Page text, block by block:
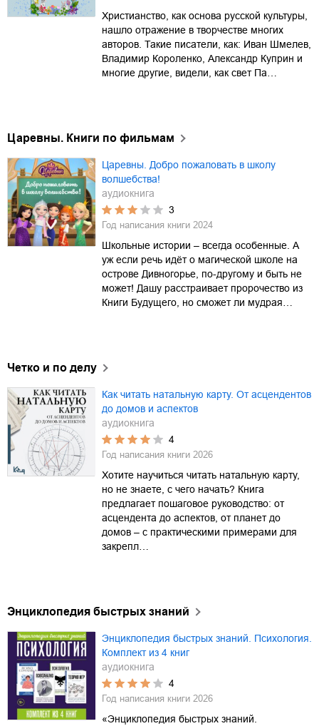
Христианство, как основа русской культуры,
нашло отражение в творчестве многих
авторов. Такие писатели, как: Иван Шмелев,
Владимир Короленко, Александр Куприн и
многие другие, видели, как свет Па…
Царевны. Книги по фильмам
Царевны. Добро пожаловать в школу
волшебства!
аудиокнига
3
Год написания книги 2024
Школьные истории – всегда особенные. А
уж если речь идёт о магической школе на
острове Дивногорье, по-другому и быть не
может! Дашу расстраивает пророчество из
Книги Будущего, но сможет ли мудрая…
Четко и по делу
Как читать натальную карту. От асцендентов
до домов и аспектов
аудиокнига
4
Год написания книги 2026
Хотите научиться читать натальную карту,
но не знаете, с чего начать? Книга
предлагает пошаговое руководство: от
асцендента до аспектов, от планет до
домов – с практическими примерами для
закрепл…
Энциклопедия быстрых знаний
Энциклопедия быстрых знаний. Психология.
Комплект из 4 книг
аудиокнига
4
Год написания книги 2026
«Энциклопедия быстрых знаний.